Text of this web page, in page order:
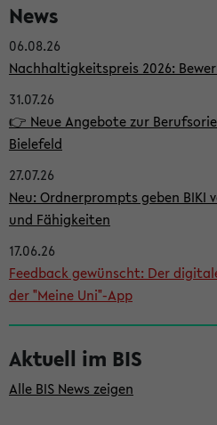
e
i
t
e
n
l
e
i
s
t
e
News
06.08.26
Nachhaltigkeitspreis 2026:
31.07.26
👉 Neue Angebote zur
Bielefeld
27.07.26
Neu: Ordnerprompts geben BIKI
und Fähigkeiten
17.06.26
Feedback gewünscht: Der
der "Meine Uni"-App
Aktuell im BIS
Alle BIS News zeigen